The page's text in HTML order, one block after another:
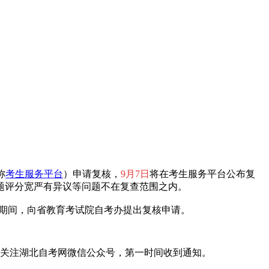
考生服务平台 ）申请复核， 9月7日 将在考生服务平台公布复
分宽严有异议等问题不在复查范围之内。
间，向省教育考试院自考办提出复核申请。
注湖北自考网微信公众号，第一时间收到通知。